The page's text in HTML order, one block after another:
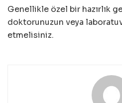
Genellikle özel bir hazırlık
doktorunuzun veya
etmelisiniz.